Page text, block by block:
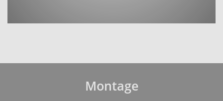
Montage